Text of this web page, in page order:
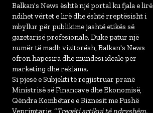
Balkan's News është një portal ku fjala e lirë
ndihet vërtet e lirë dhe është rreptësisht i
mbyllur për publikime jashtë etikës së
gazetarisë profesionale. Duke patur një
numër të madh vizitorësh, Balkan's News
ofron hapësira dhe mundësi ideale për
marketing dhe reklama.
Si pjesë e Subjekti të regjistruar pranë
Ministrisë së Financave dhe Ekonomisë,
Qëndra Kombëtare e Biznesit me Fushë
Veprimtarie: “Tregëti artikuj të ndryshëm,